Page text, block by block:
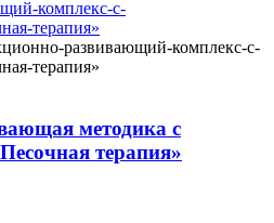
методика с
терапия»